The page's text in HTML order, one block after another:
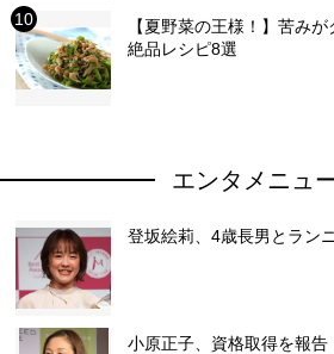
【夏野菜の王様！】苦み
絶品レシピ8選
エンタメニュ
登坂絵莉、4歳長男とラン
小原正子、資格取得を報告